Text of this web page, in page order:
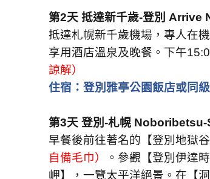
第2天 抵達新千歲-登別 Arrive
抵達札幌新千歲機場，專人在
享用酒店溫泉及晚餐。下午
諒解）
住宿： 登別雅亭公園飯店或同級
第3天 登別 -札幌 Noboribetsu-
早餐後前往著名的【登別地獄
自備毛巾）
。參觀【登別伊達
岬】，一覽太平洋絕景。在【